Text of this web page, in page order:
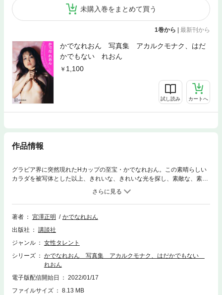
未購入巻をまとめて買う
1巻から 最新刊から
かでなれおん 写真集 アカルクモナク、はだ
かでもない れおん
1,100
試し読み カートへ
作品情報
グラビア界に突然現れたHカップの至宝・かでなれおん。この素晴らしい
カラダを被写体とした以上、きれいな、きれいな光を探し、素敵な、素敵
な光を作り、アカルクもなく、はだかでもなく、ただただまっすぐに、れ
おんを撮った。※ファンプラス（エムアップ）から配信されていた「かで
なれおん 写真集 アカルクモナク、はだかでもない れおん【image.tvデ
ジタル写真集】」と同一の内容です。
著者 宮澤正明
かでなれおん
出版社
講談社
ジャンル
女性タレント
シリーズ
かでなれおん 写真集 アカルクモナク、はだかでもない
れおん
電子版配信開始日
2022/01/17
ファイルサイズ
8.13 MB